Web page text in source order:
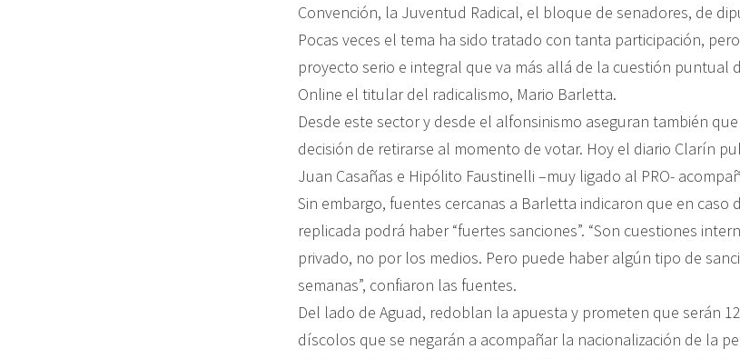
Convención, la Juventud Radical, el bloque de senadores, de
Pocas veces el tema ha sido tratado con tanta participación,
proyecto serio e integral que va más allá de la cuestión puntual
Online el titular del radicalismo, Mario Barletta.
Desde este sector y desde el alfonsinismo aseguran también
decisión de retirarse al momento de votar. Hoy el diario Clarín
Juan Casañas e Hipólito Faustinelli –muy ligado al PRO-
Sin embargo, fuentes cercanas a Barletta indicaron que en caso
replicada podrá haber “fuertes sanciones”. “Son cuestiones
privado, no por los medios. Pero puede haber algún tipo de
semanas”, confiaron las fuentes.
Del lado de Aguad, redoblan la apuesta y prometen que serán
díscolos que se negarán a acompañar la nacionalización de la